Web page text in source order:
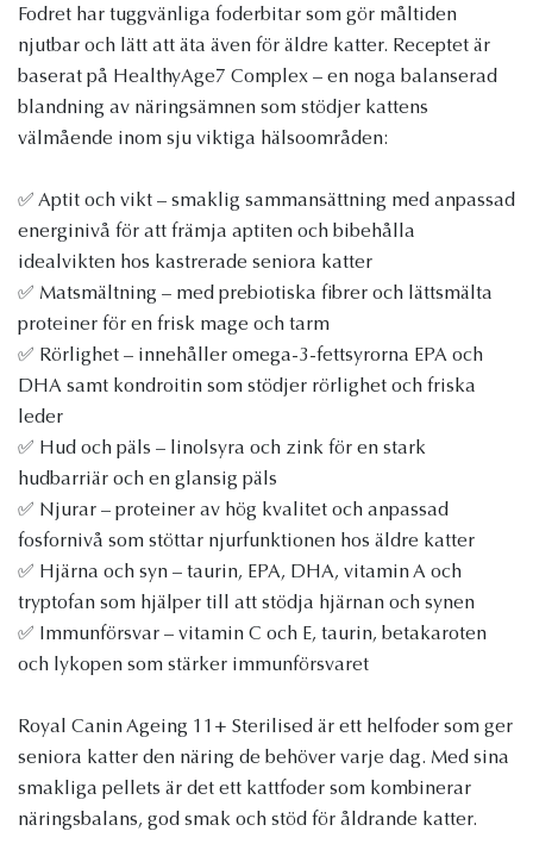
Fodret har tuggvänliga foderbitar som gör måltiden
njutbar och lätt att äta även för äldre katter. Receptet är
baserat på HealthyAge7 Complex – en noga balanserad
blandning av näringsämnen som stödjer kattens
välmående inom sju viktiga hälsoområden:
✅ Aptit och vikt – smaklig sammansättning med anpassad
energinivå för att främja aptiten och bibehålla
idealvikten hos kastrerade seniora katter
✅ Matsmältning – med prebiotiska fibrer och lättsmälta
proteiner för en frisk mage och tarm
✅ Rörlighet – innehåller omega-3-fettsyrorna EPA och
DHA samt kondroitin som stödjer rörlighet och friska
leder
✅ Hud och päls – linolsyra och zink för en stark
hudbarriär och en glansig päls
✅ Njurar – proteiner av hög kvalitet och anpassad
fosfornivå som stöttar njurfunktionen hos äldre katter
✅ Hjärna och syn – taurin, EPA, DHA, vitamin A och
tryptofan som hjälper till att stödja hjärnan och synen
✅ Immunförsvar – vitamin C och E, taurin, betakaroten
och lykopen som stärker immunförsvaret
Royal Canin Ageing 11+ Sterilised är ett helfoder som ger
seniora katter den näring de behöver varje dag. Med sina
smakliga pellets är det ett kattfoder som kombinerar
näringsbalans, god smak och stöd för åldrande katter.